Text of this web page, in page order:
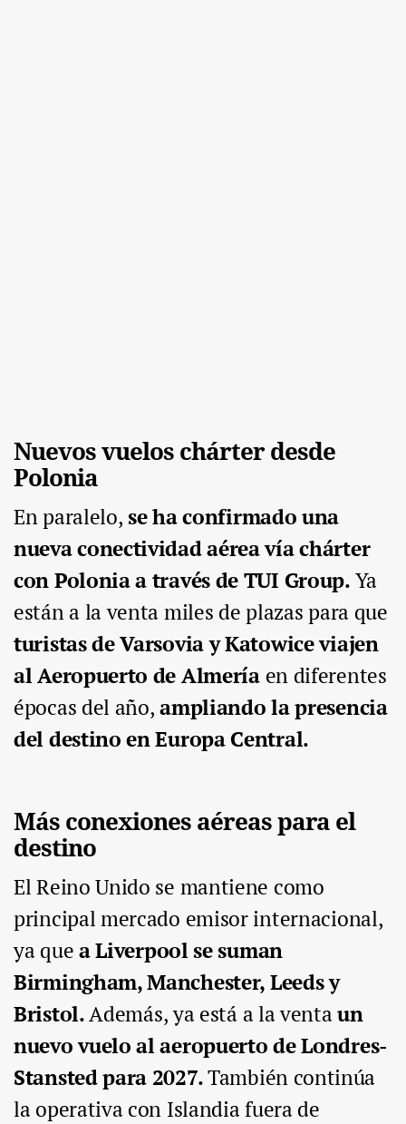
Nuevos vuelos chárter desde
Polonia
En paralelo,se ha confirmado una
nueva conectividad aérea vía chárter
con Polonia a través de TUI Group.Ya
están a la venta miles de plazas para que
turistas de Varsovia y Katowice viajen
al Aeropuerto de Almeríaen diferentes
épocas del año,ampliando la presencia
del destino en Europa Central.
Más conexiones aéreas para el
destino
El Reino Unido se mantiene como
principal mercado emisor internacional,
ya quea Liverpool se suman
Birmingham, Manchester, Leeds y
Bristol.Además, ya está a la ventaun
nuevo vuelo al aeropuerto de Londres-
Stansted para 2027.También continúa
la operativa con Islandia fuera de